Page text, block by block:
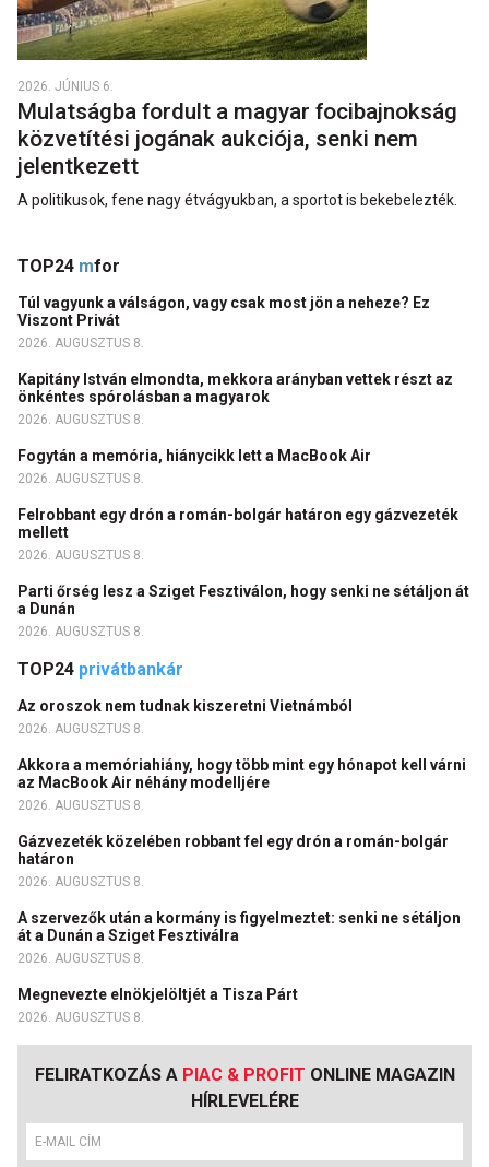
2026. JÚNIUS 6.
Mulatságba fordult a magyar focibajnokság
közvetítési jogának aukciója, senki nem
jelentkezett
A politikusok, fene nagy étvágyukban, a sportot is bekebelezték.
TOP24 mfor
Túl vagyunk a válságon, vagy csak most jön a neheze? Ez
Viszont Privát
2026. AUGUSZTUS 8.
Kapitány István elmondta, mekkora arányban vettek részt az
önkéntes spórolásban a magyarok
2026. AUGUSZTUS 8.
Fogytán a memória, hiánycikk lett a MacBook Air
2026. AUGUSZTUS 8.
Felrobbant egy drón a román-bolgár határon egy gázvezeték
mellett
2026. AUGUSZTUS 8.
Parti őrség lesz a Sziget Fesztiválon, hogy senki ne sétáljon át
a Dunán
2026. AUGUSZTUS 8.
TOP24 privátbankár
Az oroszok nem tudnak kiszeretni Vietnámból
2026. AUGUSZTUS 8.
Akkora a memóriahiány, hogy több mint egy hónapot kell várni
az MacBook Air néhány modelljére
2026. AUGUSZTUS 8.
Gázvezeték közelében robbant fel egy drón a román-bolgár
határon
2026. AUGUSZTUS 8.
A szervezők után a kormány is figyelmeztet: senki ne sétáljon
át a Dunán a Sziget Fesztiválra
2026. AUGUSZTUS 8.
Megnevezte elnökjelöltjét a Tisza Párt
2026. AUGUSZTUS 8.
FELIRATKOZÁS A PIAC & PROFIT ONLINE MAGAZIN
HÍRLEVELÉRE